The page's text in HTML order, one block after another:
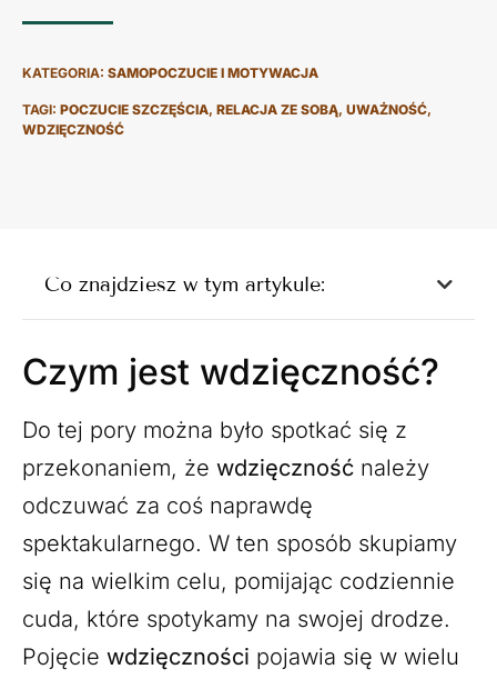
KATEGORIA: SAMOPOCZUCIE I MOTYWACJA
TAGI: POCZUCIE SZCZĘŚCIA, RELACJA ZE SOBĄ, UWAŻNOŚĆ,
WDZIĘCZNOŚĆ
Co znajdziesz w tym artykule:
Czym jest wdzięczność?
Do tej pory można było spotkać się z
przekonaniem, że wdzięczność należy
odczuwać za coś naprawdę
spektakularnego. W ten sposób skupiamy
się na wielkim celu, pomijając codziennie
cuda, które spotykamy na swojej drodze.
Pojęcie wdzięczności pojawia się w wielu